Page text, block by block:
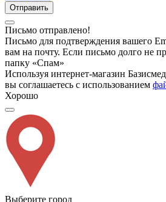
Отправить
Письмо отправлено!
Письмо для подтверждения вашего
вам на почту. Если письмо долго не
папку «Спам»
Используя интернет-магазин
вы соглашаетесь с использованием
Хорошо
Выберите город